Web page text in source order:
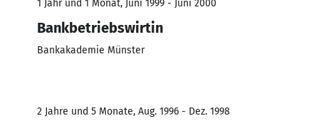
1 Jahr und 1 Monat, Juni 1999 - Juni 2000
Bankbetriebswirtin
Bankakademie Münster
2 Jahre und 5 Monate, Aug. 1996 - Dez. 1998